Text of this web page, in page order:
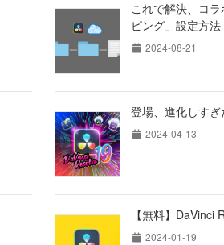
これで解決、コ
ピング」設定方法
2024-08-21
登場、進化しすぎ
2024-04-13
【無料】DaVinci
2024-01-19